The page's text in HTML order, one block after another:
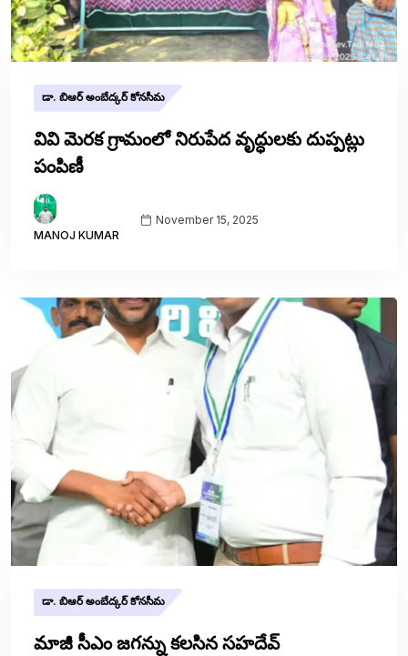
డా. బిఆర్ అంబేద్కర్ కోనసీమ
వివి మెరక గ్రామంలో నిరుపేద వృద్ధులకు దుప్పట్లు
పంపిణీ
MANOJ KUMAR
November 15, 2025
డా. బిఆర్ అంబేద్కర్ కోనసీమ
మాజీ సీఎం జగన్ను కలసిన సహదేవ్